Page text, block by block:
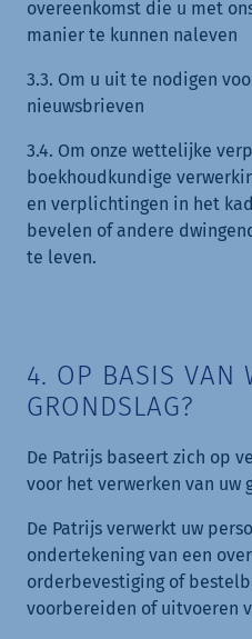
overeenkomst die u met
manier te kunnen naleven
3.3. Om u uit te nodigen
nieuwsbrieven
3.4. Om onze wettelijke
boekhoudkundige
en verplichtingen in het
bevelen of andere
te leven.
4. OP BASIS VAN
GRONDSLAG?
De Patrijs baseert zich op
voor het verwerken van uw
De Patrijs verwerkt uw
ondertekening van een
orderbevestiging of
voorbereiden of uitvoeren